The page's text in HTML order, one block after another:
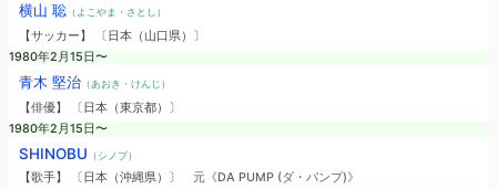
横山 聡（よこやま・さとし）
【サッカー】 〔日本（山口県）〕
1980年2月15日〜
青木 堅治（あおき・けんじ）
【俳優】 〔日本（東京都）〕
1980年2月15日〜
SHINOBU （シノブ）
【歌手】 〔日本（沖縄県）〕 元《DA PUMP (ダ・パンプ)》